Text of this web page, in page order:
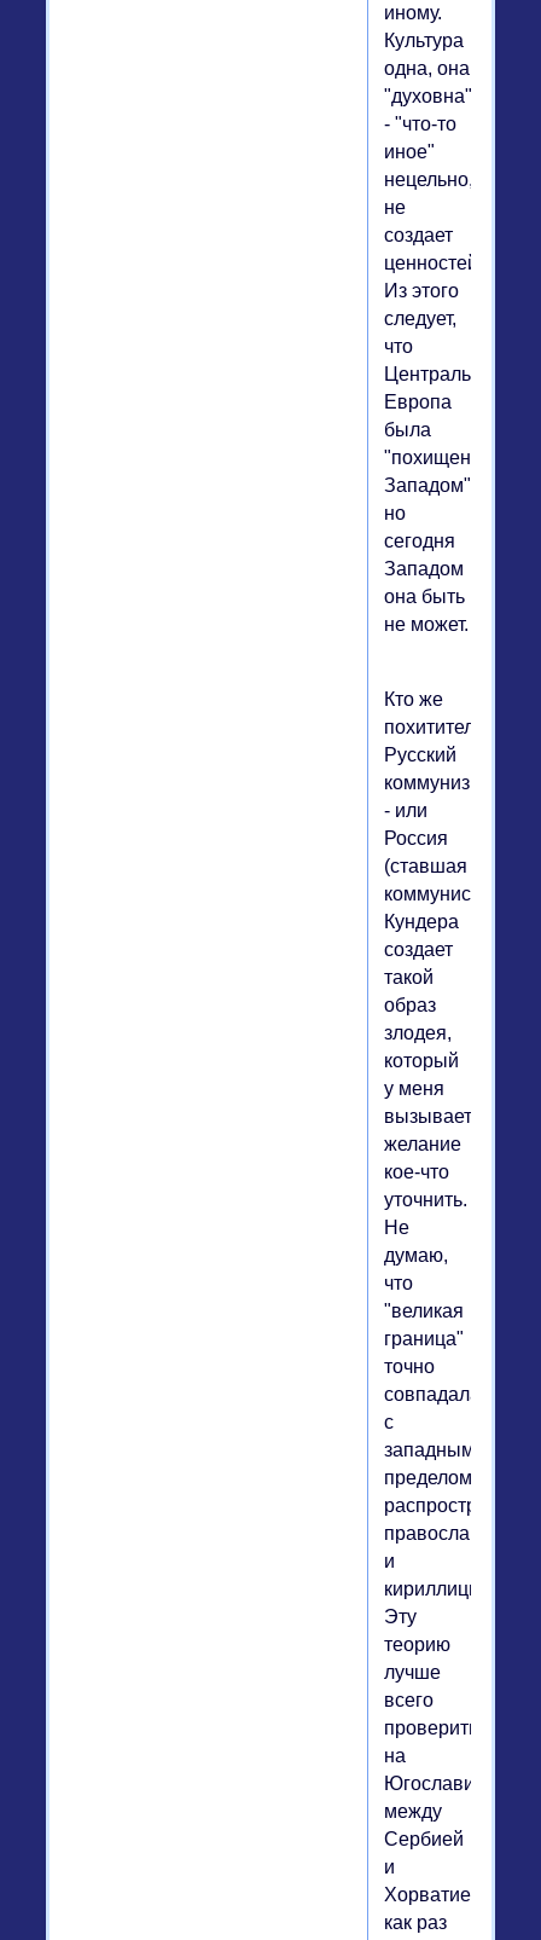
иному.
Культура
одна, она
"духовна"
- "что-то
иное"
нецельно,
не
создает
ценностей.
Из этого
следует,
что
Центральная
Европа
была
"похищенным
Западом",
но
сегодня
Западом
она быть
не может.
Кто же
похититель?
Русский
коммунизм
- или
Россия
(ставшая
Кундера
создает
такой
образ
злодея,
который
у меня
вызывает
желание
кое-что
уточнить.
Не
думаю,
что
"великая
граница"
точно
совпадала
с
западным
пределом
православия
и
кириллицы.
Эту
теорию
лучше
всего
проверить
на
Югославии:
между
Сербией
и
Хорватией
как раз